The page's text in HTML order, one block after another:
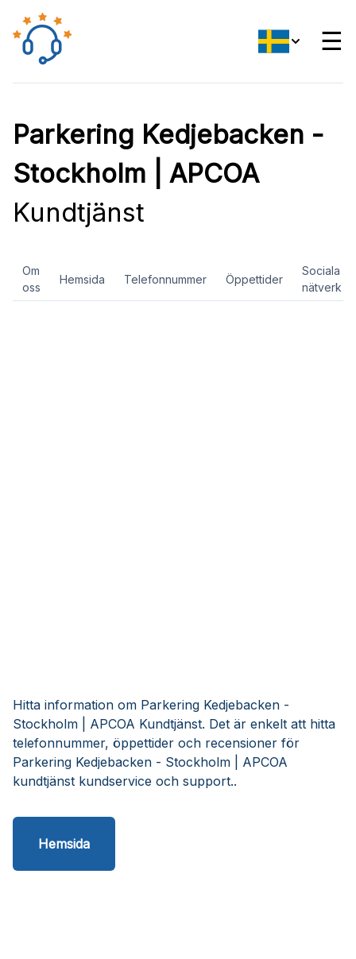
☰
Parkering Kedjebacken -
Stockholm | APCOA
Kundtjänst
Om
oss
Hemsida Telefonnummer Öppettider
Sociala
nätverk
Hitta information om Parkering Kedjebacken -
Stockholm | APCOA Kundtjänst. Det är enkelt att hitta
telefonnummer, öppettider och recensioner för
Parkering Kedjebacken - Stockholm | APCOA
kundtjänst kundservice och support..
Hemsida